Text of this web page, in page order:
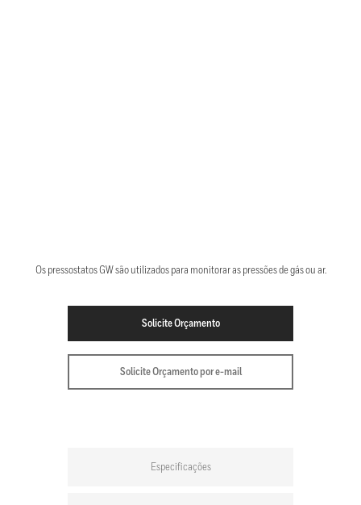
Os pressostatos GW são utilizados para monitorar as pressões de gás ou ar.
Solicite Orçamento
Solicite Orçamento por e-mail
Especificações